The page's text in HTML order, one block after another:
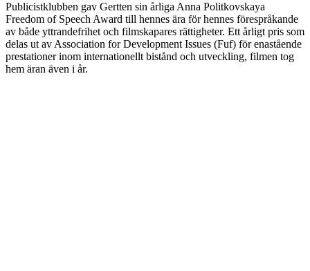
Publicistklubben gav Gertten sin årliga Anna Politkovskaya
Freedom of Speech Award till hennes ära för hennes förespråkande
av både yttrandefrihet och filmskapares rättigheter. Ett årligt pris som
delas ut av Association for Development Issues (Fuf) för enastående
prestationer inom internationellt bistånd och utveckling, filmen tog
hem äran även i år.